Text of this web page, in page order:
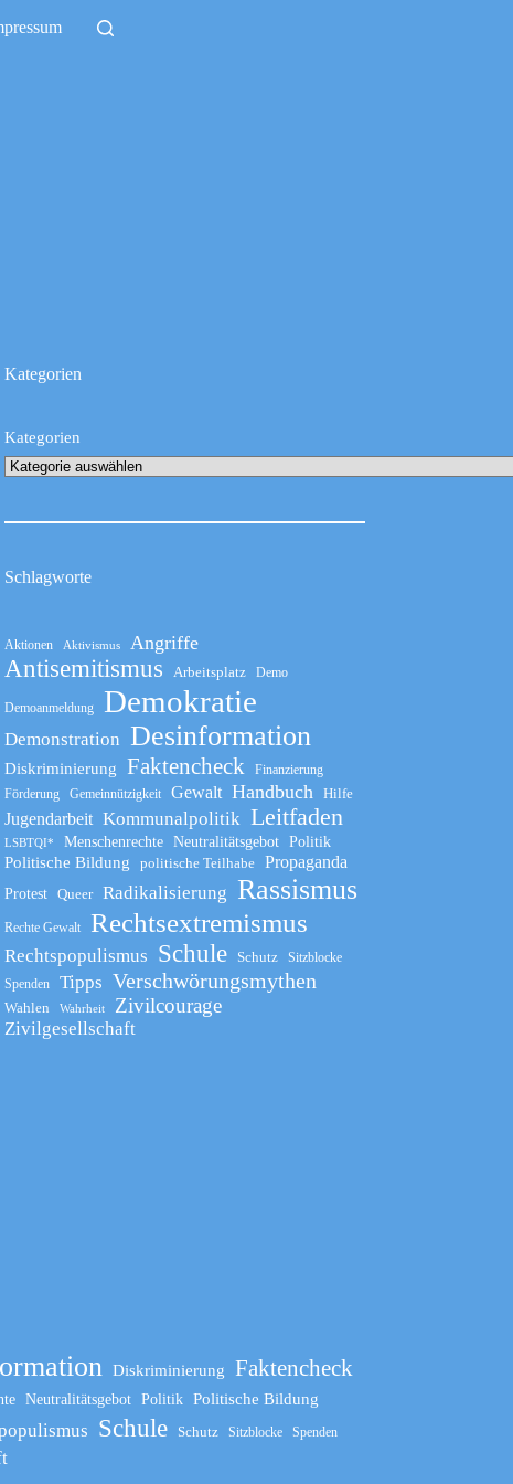
Kategorien
Kategorien
Schlagworte
Aktionen Aktivismus Angriffe
Antisemitismus Arbeitsplatz Demo
Demoanmeldung Demokratie
Demonstration Desinformation
Diskriminierung Faktencheck
Finanzierung
Förderung
Gemeinnützigkeit Gewalt Handbuch Hilfe
Jugendarbeit Kommunalpolitik Leitfaden
LSBTQI* Menschenrechte Neutralitätsgebot Politik
Politische Bildung politische Teilhabe Propaganda
Protest Queer Radikalisierung Rassismus
Rechte Gewalt Rechtsextremismus
Rechtspopulismus Schule Schutz
Sitzblocke
Spenden
Tipps Verschwörungsmythen
Wahlen Wahrheit Zivilcourage
Zivilgesellschaft
Diskriminierung Faktencheck
Neutralitätsgebot Politik Politische Bildung
Schule Schutz Sitzblocke Spenden